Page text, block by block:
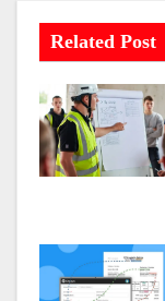
a
t
a
r
į
Related Post